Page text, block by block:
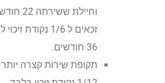
וחיילת
זכאים ל 1/6
36 חודשים.
תקופת שירות קצרה